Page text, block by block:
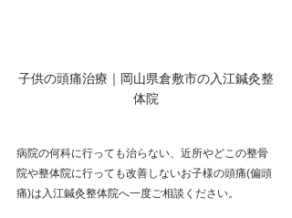
子供の頭痛治療｜岡山県倉敷市の入江鍼灸整
体院
病院の何科に行っても治らない、近所やどこの整骨
院や整体院に行っても改善しないお子様の頭痛(偏頭
痛)は入江鍼灸整体院へ一度ご相談ください。